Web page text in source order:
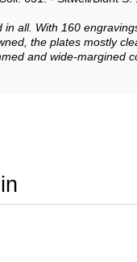
all. With 160
the plates mostly
and wide-margined